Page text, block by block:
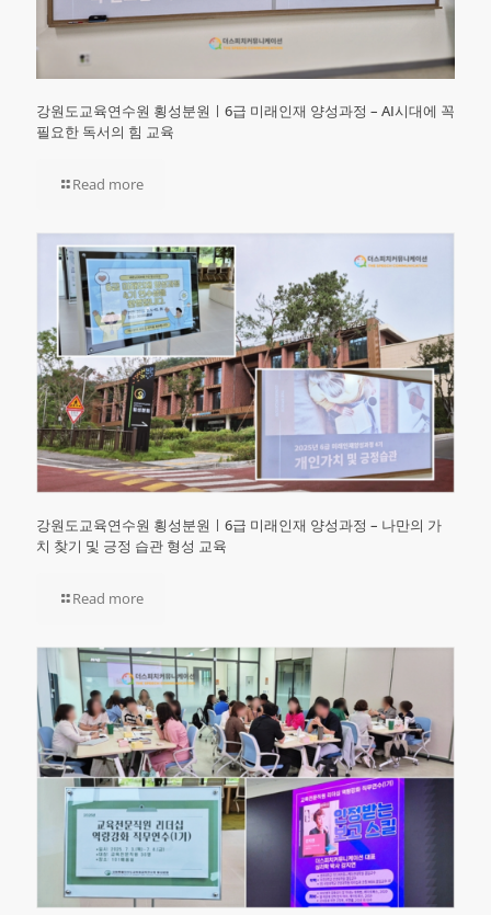
강원도교육연수원 횡성분원ㅣ6급 미래인재 양성과정 – AI시대에 꼭
필요한 독서의 힘 교육
Read more
강원도교육연수원 횡성분원ㅣ6급 미래인재 양성과정 – 나만의 가
치 찾기 및 긍정 습관 형성 교육
Read more